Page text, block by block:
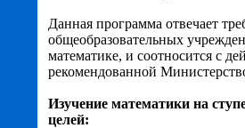
Данная программа отвечает
общеобразовательных
математике, и соотносится с
рекомендованной
Изучение математики на
целей: